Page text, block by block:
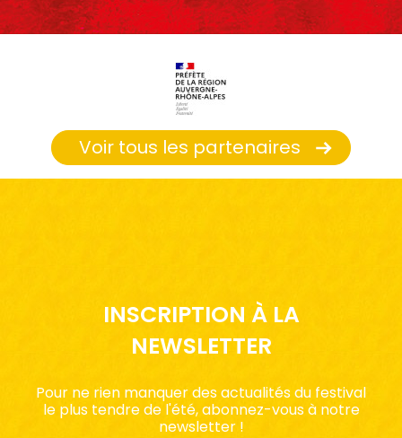
Voir tous les partenaires
INSCRIPTION À LA
NEWSLETTER
Pour ne rien manquer des actualités du festival
le plus tendre de l'été, abonnez-vous à notre
newsletter !